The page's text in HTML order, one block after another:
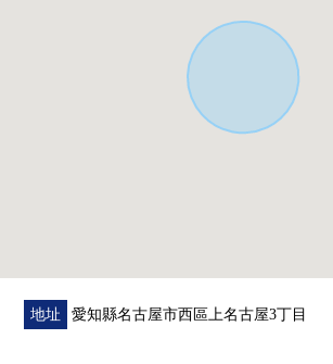
出費用算出。此外滿租的情況是以現在租
置、或一部分空置的情況是以租金行情為
無法保證房屋租金在未來能成為確實的收
地址 愛知縣名古屋市西區上名古屋3丁目